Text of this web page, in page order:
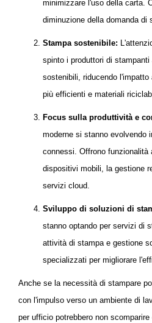
minimizzare l'uso della carta.
diminuzione della domanda di
Stampa sostenibile:
spinto i produttori di
sostenibili, riducendo
più efficienti e materiali
Focus sulla produttività e
moderne si stanno evolvendo
connessi. Offrono
dispositivi mobili, la gestione
servizi cloud.
Sviluppo di soluzioni di
stanno optando per servizi di
attività di stampa e gestione
specializzati per migliorare
Anche se la necessità di stampare
con l'impulso verso un ambiente di
per ufficio potrebbero non